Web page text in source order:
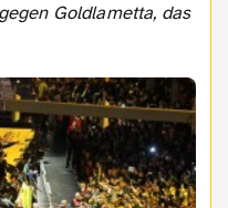
Goldlametta, das